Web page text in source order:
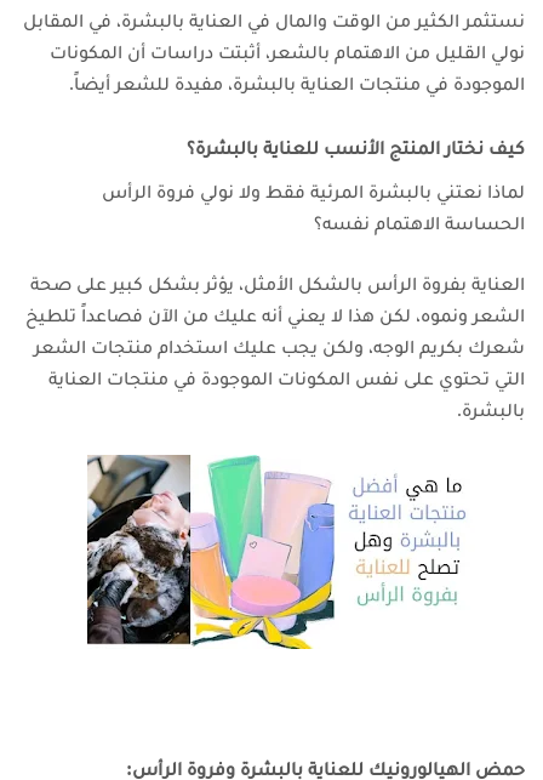
نستثمر الكثير من الوقت والمال في العناية بالبشرة، في المقابل
نولي القليل من الاهتمام بالشعر، أثبتت دراسات أن المكونات
الموجودة في منتجات العناية بالبشرة، مفيدة للشعر أيضاً.
كيف نختار المنتج الأنسب للعناية بالبشرة؟
لماذا نعتني بالبشرة المرئية فقط ولا نولي فروة الرأس
الحساسة الاهتمام نفسه؟
العناية بفروة الرأس بالشكل الأمثل، يؤثر بشكل كبير على صحة
الشعر ونموه، لكن هذا لا يعني أنه عليك من الآن فصاعداً تلطيخ
شعرك بكريم الوجه، ولكن يجب عليك استخدام منتجات الشعر
التي تحتوي على نفس المكونات الموجودة في منتجات العناية
بالبشرة.
حمض الهيالورونيك للعناية بالبشرة وفروة الرأس: